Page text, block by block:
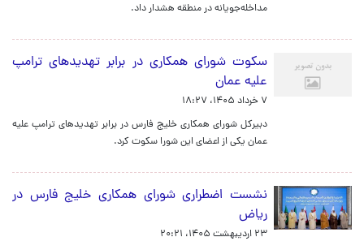
مداخله‌جویانه در منطقه هشدار داد.
سکوت شورای همکاری در برابر تهدیدهای ترامپ
علیه عمان
۷ خرداد ۱۴۰۵، ۱۸:۲۷
دبیرکل شورای همکاری خلیج فارس در برابر تهدیدهای ترامپ علیه
عمان یکی از اعضای این شورا سکوت کرد.
نشست اضطراری شورای همکاری خلیج فارس در
ریاض
۲۳ اردیبهشت ۱۴۰۵، ۲۰:۲۱